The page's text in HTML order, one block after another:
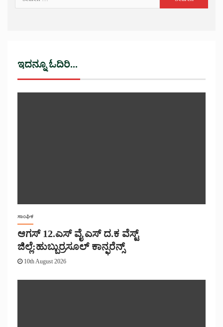
ಇದನ್ನೂ ಓದಿರಿ...
ಸಾಂಘಿಕ
ಆಗಸ್ 12.ಎಸ್ ವೈ ಎಸ್ ದ.ಕ ವೆಸ್ಟ್
ಜಿಲ್ಲೆ:ಹುಬ್ಬುರ್ರಸೂಲ್ ಕಾನ್ಫರೆನ್ಸ್
10th August 2026